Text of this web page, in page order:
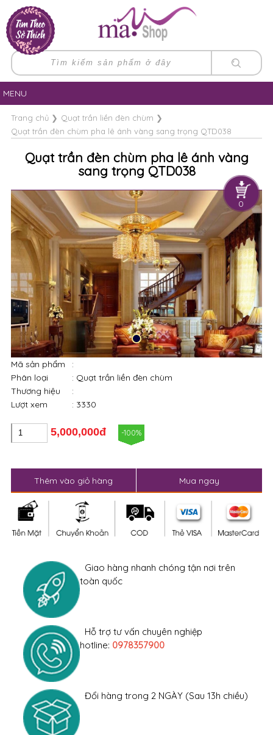
0
MENU
Trang chủ❯ Quạt trần liền đèn chùm ❯
Quạt trần đèn chùm pha lê ánh vàng sang trọng QTD038
Quạt trần đèn chùm pha lê ánh vàng
sang trọng QTD038
Mã sản phẩm
:
Phân loại
: Quạt trần liền đèn chùm
Thương hiệu
:
Lượt xem
: 3330
5,000,000đ -100%
Thêm vào giỏ hàng Mua ngay
Giao hàng nhanh chóng tận nơi trên
toàn quốc
Hỗ trợ tư vấn chuyên nghiệp
hotline: 0978357900
Đổi hàng trong 2 NGÀY (Sau 13h chiều)